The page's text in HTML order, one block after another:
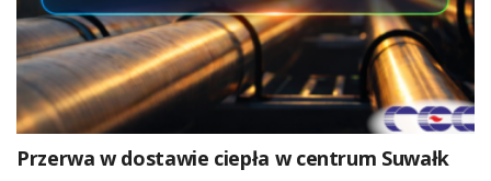
Przerwa w dostawie ciepła w centrum Suwałk